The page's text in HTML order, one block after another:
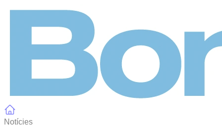
Notícies